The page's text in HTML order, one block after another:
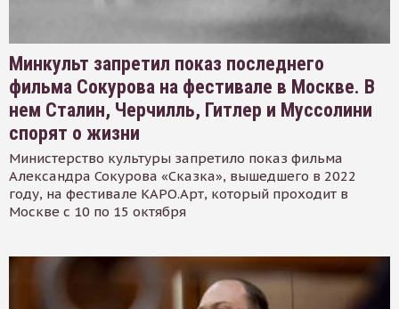
Минкульт запретил показ последнего
фильма Сокурова на фестивале в Москве. В
нем Сталин, Черчилль, Гитлер и Муссолини
спорят о жизни
Министерство культуры запретило показ фильма
Александра Сокурова «Сказка», вышедшего в 2022
году, на фестивале КАРО.Арт, который проходит в
Москве с 10 по 15 октября